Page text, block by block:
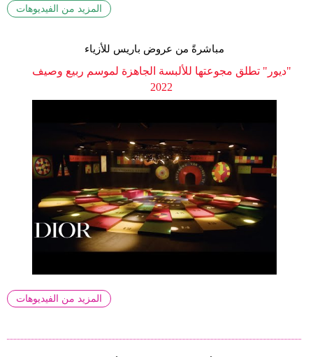
المزيد من الفيديوهات
مباشرةً من عروض باريس للأزياء
"ديور" تطلق مجوعتها للألبسة الجاهزة لموسم ربيع وصيف
2022
المزيد من الفيديوهات